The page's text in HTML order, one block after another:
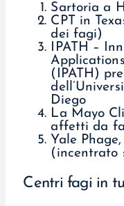
Sartoria a
CPT in
dei fagi)
IPATH –
(IPATH)
Diego
La Mayo
affetti da
Yale
(incentrato
Centri fagi in